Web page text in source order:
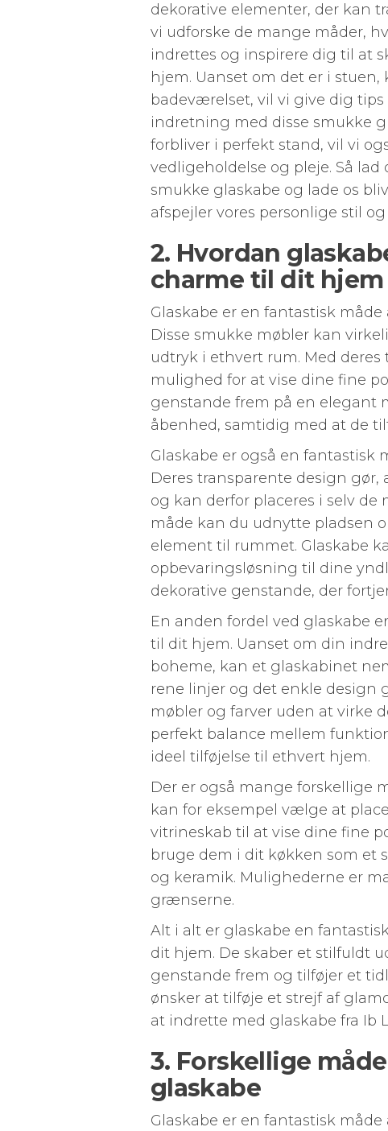
dekorative elementer, der kan
vi udforske de mange måder,
indrettes og inspirere dig til at
hjem. Uanset om det er i
badeværelset, vil vi give dig
indretning med disse smukke
forbliver i perfekt stand, vil vi
vedligeholdelse og pleje. Så lad
smukke glaskabe og lade os
afspejler vores personlige stil
2. Hvordan
charme til dit hjem
Glaskabe er en fantastisk
Disse smukke møbler kan
udtryk i ethvert rum. Med
mulighed for at vise dine fine
genstande frem på en elegant
åbenhed, samtidig med at de
Glaskabe er også en fantastisk
Deres transparente design
og kan derfor placeres i selv
måde kan du udnytte pladsen
element til rummet. Glaskabe
opbevaringsløsning til dine
dekorative genstande, der
En anden fordel ved glaskabe
til dit hjem. Uanset om din
boheme, kan et glaskabinet
rene linjer og det enkle design
møbler og farver uden at virke
perfekt balance mellem
ideel tilføjelse til ethvert hjem.
Der er også mange forskellige
kan for eksempel vælge at
vitrineskab til at vise dine fine
bruge dem i dit køkken som et
og keramik. Mulighederne er
grænserne.
Alt i alt er glaskabe en
dit hjem. De skaber et stilfuldt
genstande frem og tilføjer et
ønsker at tilføje et strejf af
at indrette med glaskabe fra Ib
3. Forskellige
glaskabe
Glaskabe er en fantastisk